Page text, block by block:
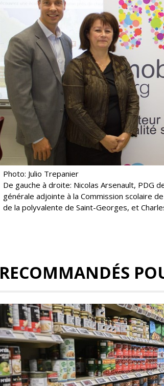
Photo: Julio Trepanier
De gauche à droite: Nicolas Arsenault, PDG
générale adjointe à la Commission scolaire
de la polyvalente de Saint-Georges, et
RECOMMANDÉS